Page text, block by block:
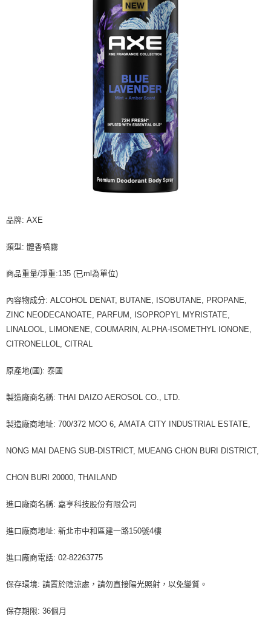
５．嚴禁一人註冊多個帳號或使用他人資訊註冊。若發現惡意使用之情形，
恩沛科技股份有限公司將有權停止該用戶之使用額度並採取法律行動。
每筆NT$80，滿NT$290(含以上)免運費
品牌: AXE
類型: 體香噴霧
商品重量/淨重:135 (已ml為單位)
內容物成分: ALCOHOL DENAT, BUTANE, ISOBUTANE, PROPANE,
ZINC NEODECANOATE, PARFUM, ISOPROPYL MYRISTATE,
LINALOOL, LIMONENE, COUMARIN, ALPHA-ISOMETHYL IONONE,
CITRONELLOL, CITRAL
原產地(國): 泰國
製造廠商名稱: THAI DAIZO AEROSOL CO., LTD.
製造廠商地址: 700/372 MOO 6, АМАТА CITY INDUSTRIAL ESTATE,
NONG MAI DAENG SUB-DISTRICT, MUEANG CHON BURI DISTRICТ,
CHON BURI 20000, THAILAND
進口廠商名稱: 嘉亨科技股份有限公司
進口廠商地址: 新北市中和區建一路150號4樓
進口廠商電話: 02-82263775
保存環境: 請置於陰涼處，請勿直接陽光照射，以免變質。
保存期限: 36個月